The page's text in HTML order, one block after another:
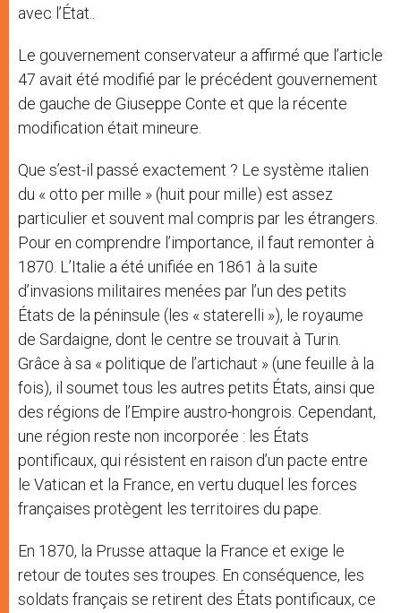
avec l’État..
Le gouvernement conservateur a affirmé que l’article
47 avait été modifié par le précédent gouvernement
de gauche de Giuseppe Conte et que la récente
modification était mineure.
Que s’est-il passé exactement ? Le système italien
du « otto per mille » (huit pour mille) est assez
particulier et souvent mal compris par les étrangers.
Pour en comprendre l’importance, il faut remonter à
1870. L’Italie a été unifiée en 1861 à la suite
d’invasions militaires menées par l’un des petits
États de la péninsule (les « staterelli »), le royaume
de Sardaigne, dont le centre se trouvait à Turin.
Grâce à sa « politique de l’artichaut » (une feuille à la
fois), il soumet tous les autres petits États, ainsi que
des régions de l’Empire austro-hongrois. Cependant,
une région reste non incorporée : les États
pontificaux, qui résistent en raison d’un pacte entre
le Vatican et la France, en vertu duquel les forces
françaises protègent les territoires du pape.
En 1870, la Prusse attaque la France et exige le
retour de toutes ses troupes. En conséquence, les
soldats français se retirent des États pontificaux, ce